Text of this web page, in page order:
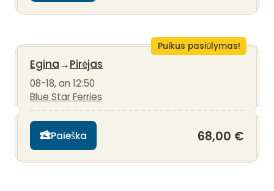
Puikus pasiūlymas!
Egina→Pirėjas
08-18, an 12:50
Blue Star Ferries
Paieška 68,00 €